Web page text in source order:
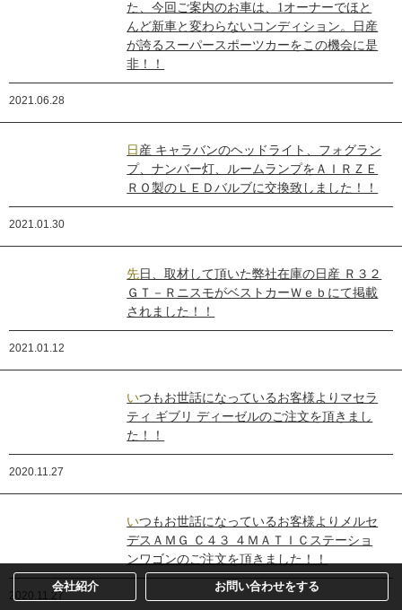
た、今回ご案内のお車は、1オーナーでほと
んど新車と変わらないコンディション。日産
が誇るスーパースポーツカーをこの機会に是
非！！
2021.06.28
日産 キャラバンのヘッドライト、フォグラン
プ、ナンバー灯、ルームランプをＡＩＲＺＥ
ＲＯ製のＬＥＤバルブに交換致しました！！
2021.01.30
先日、取材して頂いた弊社在庫の日産 Ｒ３２
ＧＴ－ＲニスモがベストカーＷｅｂにて掲載
されました！！
2021.01.12
いつもお世話になっているお客様よりマセラ
ティ ギブリ ディーゼルのご注文を頂きまし
た！！
2020.11.27
いつもお世話になっているお客様よりメルセ
デスＡＭＧ Ｃ４３ ４ＭＡＴＩＣステーショ
ンワゴンのご注文を頂きました！！
2020.11.27
会社紹介 お問い合わせをする